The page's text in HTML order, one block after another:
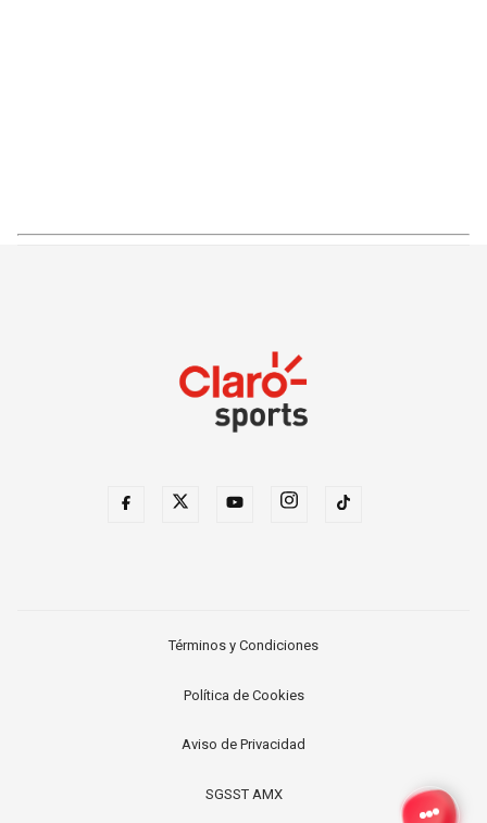
Términos y Condiciones
Política de Cookies
Aviso de Privacidad
SGSST AMX